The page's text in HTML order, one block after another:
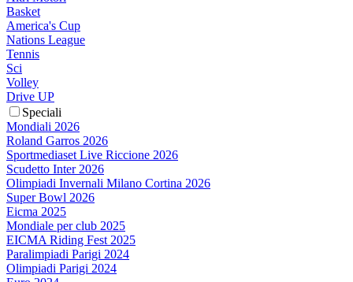
Basket
America's Cup
Nations League
Tennis
Sci
Volley
Drive UP
Speciali
Mondiali 2026
Roland Garros 2026
Sportmediaset Live Riccione 2026
Scudetto Inter 2026
Olimpiadi Invernali Milano Cortina 2026
Super Bowl 2026
Eicma 2025
Mondiale per club 2025
EICMA Riding Fest 2025
Paralimpiadi Parigi 2024
Olimpiadi Parigi 2024